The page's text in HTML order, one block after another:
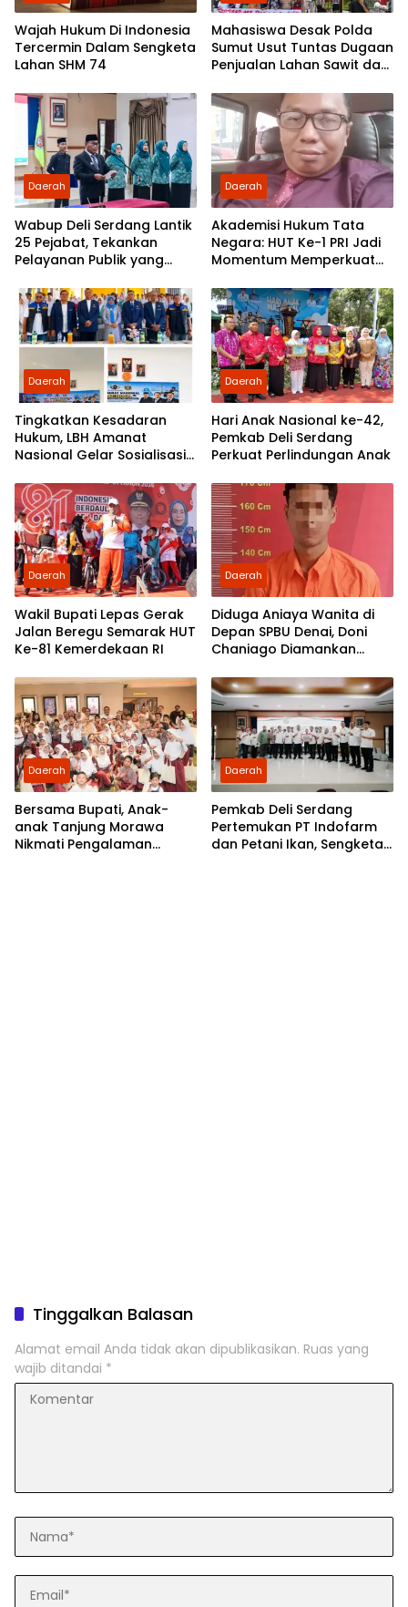
Wajah Hukum Di Indonesia
Tercermin Dalam Sengketa
Lahan SHM 74
Mahasiswa Desak Polda
Sumut Usut Tuntas Dugaan
Penjualan Lahan Sawit dan
Partai Demokrat Sumut
Daerah
Wabup Deli Serdang Lantik
25 Pejabat, Tekankan
Pelayanan Publik yang
Daerah
Akademisi Hukum Tata
Negara: HUT Ke-1 PRI Jadi
Momentum Memperkuat
Pengabdian kepada
Rakyat
Daerah
Tingkatkan Kesadaran
Hukum, LBH Amanat
Nasional Gelar Sosialisasi
Morawa
Daerah
Hari Anak Nasional ke-42,
Pemkab Deli Serdang
Perkuat Perlindungan Anak
Daerah
Wakil Bupati Lepas Gerak
Jalan Beregu Semarak HUT
Ke-81 Kemerdekaan RI
Daerah
Diduga Aniaya Wanita di
Depan SPBU Denai, Doni
Chaniago Diamankan
Daerah
Bersama Bupati, Anak-
anak Tanjung Morawa
Nikmati Pengalaman
Daerah
Pemkab Deli Serdang
Pertemukan PT Indofarm
dan Petani Ikan, Sengketa
Tinggalkan Balasan
Alamat email Anda tidak akan dipublikasikan. Ruas yang
wajib ditandai *